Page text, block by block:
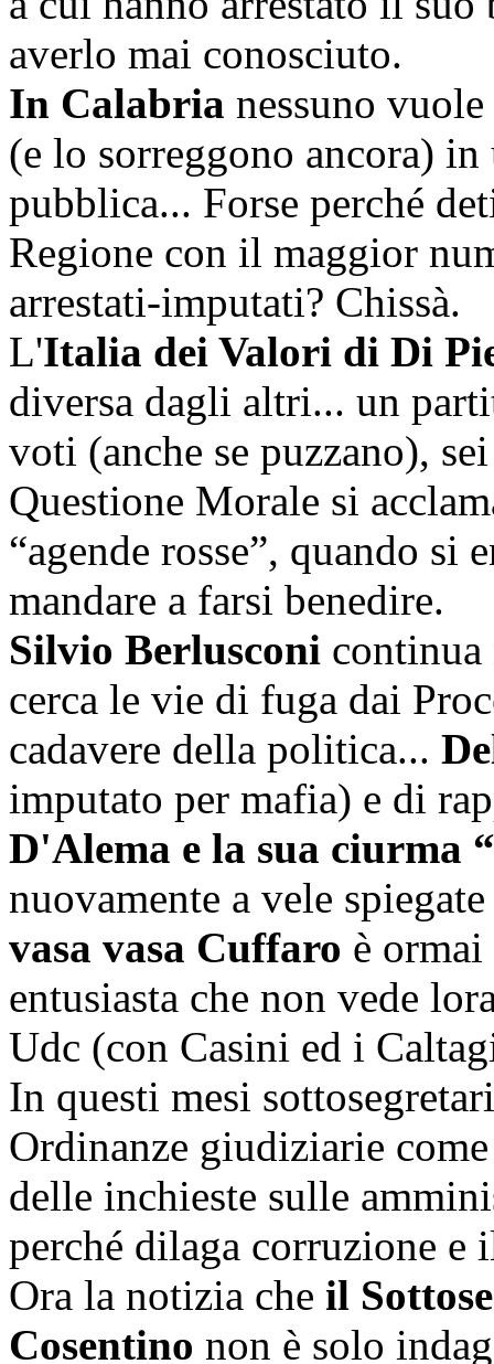
averlo mai conosciuto.
In Calabria nessuno
(e lo sorreggono ancora)
pubblica... Forse perché
Regione con il maggior
arrestati-imputati? Chissà.
L'Italia dei Valori di Di
diversa dagli altri... un
voti (anche se puzzano),
Questione Morale si
“agende rosse”, quando si
mandare a farsi benedire.
Silvio Berlusconi
cerca le vie di fuga dai
cadavere della politica...
imputato per mafia) e di
D'Alema e la sua ciurma
nuovamente a vele
vasa vasa Cuffaro è
entusiasta che non vede
Udc (con Casini ed i
In questi mesi
Ordinanze giudiziarie
delle inchieste sulle
perché dilaga corruzione e
Ora la notizia che il
Cosentino non è solo